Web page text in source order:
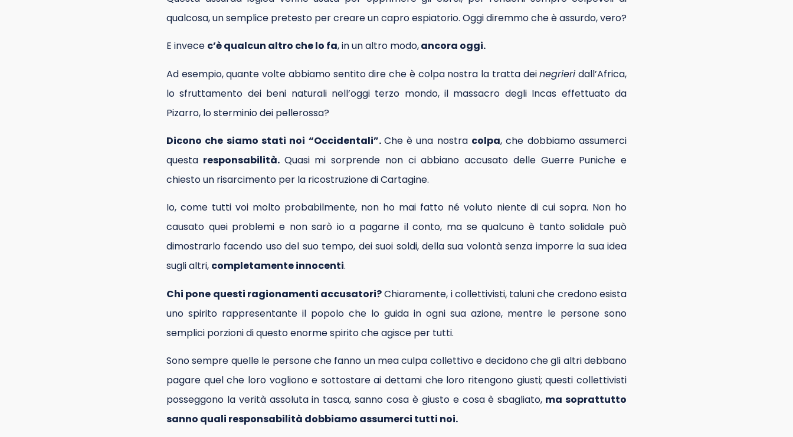
qualcosa, un semplice pretesto per creare un capro espiatorio. Oggi diremmo che è assurdo, vero?
E invece c’è qualcun altro che lo fa, in un altro modo,ancora oggi.
Ad esempio, quante volte abbiamo sentito dire che è colpa nostra la tratta deinegrieri dall’Africa,
lo sfruttamento dei beni naturali nell’oggi terzo mondo, il massacro degli Incas effettuato da
Pizarro, lo sterminio dei pellerossa?
Dicono che siamo stati noi “Occidentali”. Che è una nostra colpa, che dobbiamo assumerci
questa responsabilità. Quasi mi sorprende non ci abbiano accusato delle Guerre Puniche e
chiesto un risarcimento per la ricostruzione di Cartagine.
Io, come tutti voi molto probabilmente, non ho mai fatto né voluto niente di cui sopra. Non ho
causato quei problemi e non sarò io a pagarne il conto, ma se qualcuno è tanto solidale può
dimostrarlo facendo uso del suo tempo, dei suoi soldi, della sua volontà senza imporre la sua idea
sugli altri, completamente innocenti.
Chi pone questi ragionamenti accusatori?Chiaramente, i collettivisti, taluni che credono esista
uno spirito rappresentante il popolo che lo guida in ogni sua azione, mentre le persone sono
semplici porzioni di questo enorme spirito che agisce per tutti.
Sono sempre quelle le persone che fanno un mea culpa collettivo e decidono che gli altri debbano
pagare quel che loro vogliono e sottostare ai dettami che loro ritengono giusti; questi collettivisti
posseggono la verità assoluta in tasca, sanno cosa è giusto e cosa è sbagliato, ma soprattutto
sanno quali responsabilità dobbiamo assumerci tutti noi.